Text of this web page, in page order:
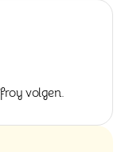
volgen.